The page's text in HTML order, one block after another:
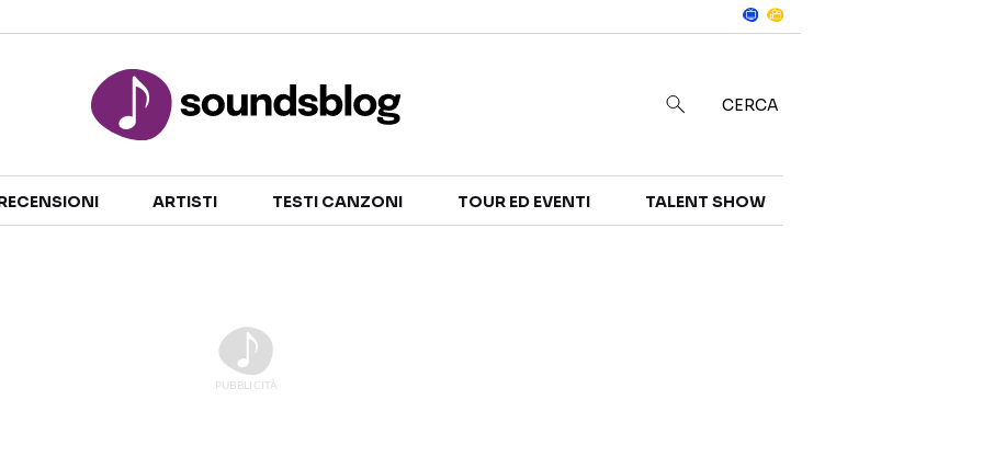
TALENT SHOW
CERCA
ARTISTI TESTI CANZONI TOUR ED EVENTI TALENT SHOW